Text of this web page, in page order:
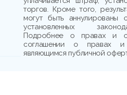
торгов. Кроме того,
могут быть аннулированы
установленных
Подробнее о правах и
соглашении о правах и
являющимся публичной